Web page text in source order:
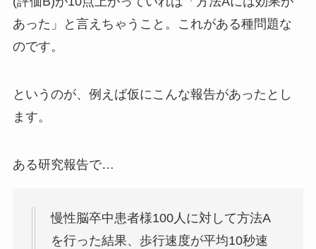
あった」と言えちゃうこと。これがある種問題な
のです。
というのが、例えば仮にこんな報告があったとし
ます。
ある研究報告で…
慢性脳卒中患者様100人に対して方法A
を行った結果、歩行速度が平均10秒速